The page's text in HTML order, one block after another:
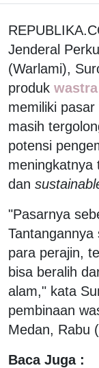
Jenderal
(Warlami),
produk wastra
memiliki
masih
potensi
meningkatnya
dan
"Pasarnya
para perajin,
bisa beralih
alam," kata
pembinaan
Medan, Rabu
Baca Juga :